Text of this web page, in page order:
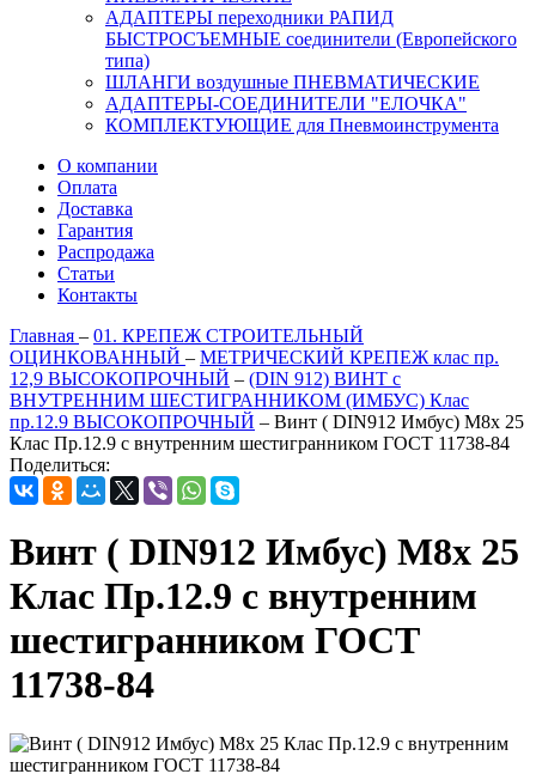
АДАПТЕРЫ переходники РАПИД
БЫСТРОСЪЕМНЫЕ соединители (Европейского
типа)
ШЛАНГИ воздушные ПНЕВМАТИЧЕСКИЕ
АДАПТЕРЫ-СОЕДИНИТЕЛИ "ЕЛОЧКА"
КОМПЛЕКТУЮЩИЕ для Пневмоинструмента
О компании
Оплата
Доставка
Гарантия
Распродажа
Статьи
Контакты
Главная – 01. КРЕПЕЖ СТРОИТЕЛЬНЫЙ
ОЦИНКОВАННЫЙ – МЕТРИЧЕСКИЙ КРЕПЕЖ клас пр.
12,9 ВЫСОКОПРОЧНЫЙ – (DIN 912) ВИНТ с
ВНУТРЕННИМ ШЕСТИГРАННИКОМ (ИМБУС) Клас
пр.12.9 ВЫСОКОПРОЧНЫЙ – Винт ( DIN912 Имбус) М8х 25
Клас Пр.12.9 с внутренним шестигранником ГОСТ 11738-84
Поделиться:
Винт ( DIN912 Имбус) М8х 25
Клас Пр.12.9 с внутренним
шестигранником ГОСТ
11738-84